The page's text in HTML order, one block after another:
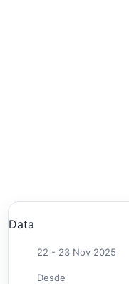
Data
22 - 23 Nov 2025
Desde